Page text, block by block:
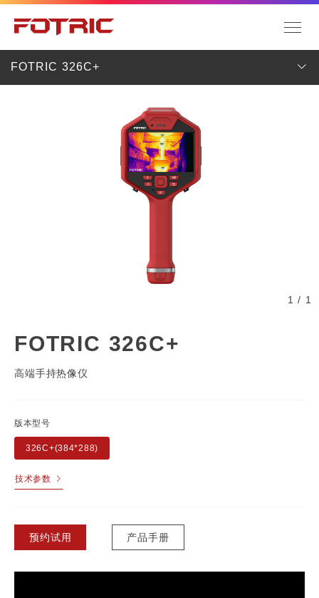
FOTRIC 326C+
1 / 1
FOTRIC 326C+
高端手持热像仪
版本型号
326C+(384*288)
技术参数
预约试用 产品手册